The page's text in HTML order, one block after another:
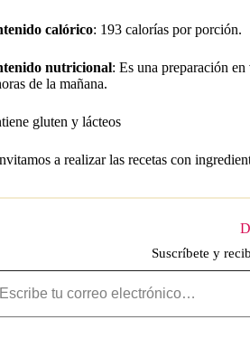
calórico: 193 calorías por porción.
nutricional: Es una preparación
de la mañana.
gluten y lácteos
a realizar las recetas con
Suscríbete y
correo electrónico…